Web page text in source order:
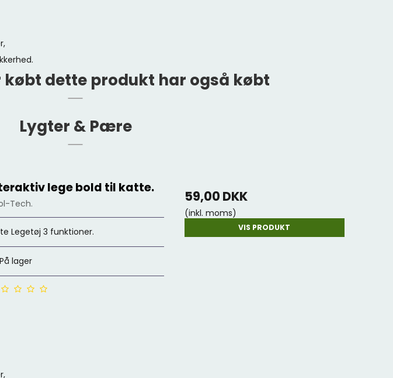
købt dette produkt har også købt
Lygter & Pære
lege bold til katte.
Tech.
Legetøj 3 funktioner.
På lager
59,00 DKK
(inkl. moms)
VIS PRODUKT